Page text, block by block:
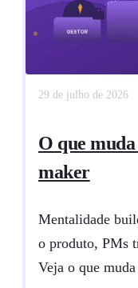
29 de julho de 2026
O que
maker
Mentalidade
o produto, PMs
Veja o que